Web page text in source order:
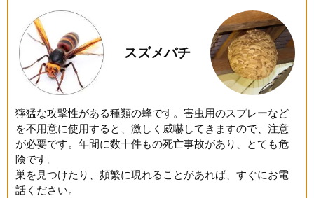
スズメバチ
獰猛な攻撃性がある種類の蜂です。害虫用のスプレーなど
を不用意に使用すると、激しく威嚇してきますので、注意
が必要です。年間に数十件もの死亡事故があり、とても危
険です。
巣を見つけたり、頻繁に現れることがあれば、すぐにお電
話ください。